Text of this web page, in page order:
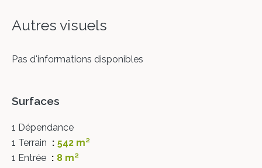
Autres visuels
Pas d'informations disponibles
Surfaces
1 Dépendance
1 Terrain
542 m²
1 Entrée
8 m²